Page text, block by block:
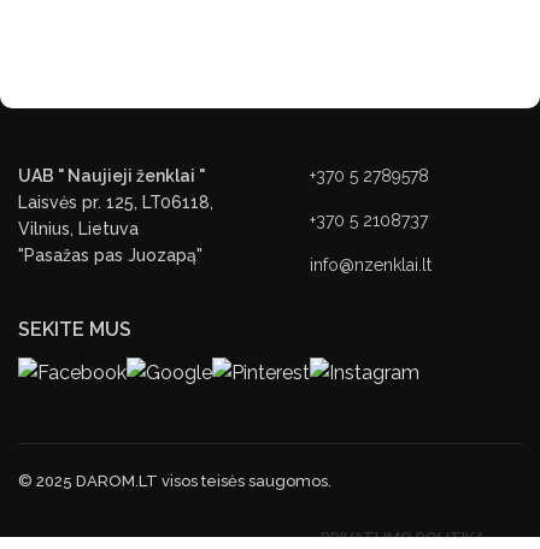
UAB " Naujieji ženklai "
Laisvės pr. 125, LT06118,
Vilnius, Lietuva
"Pasažas pas Juozapą"
+370 5 2789578
+370 5 2108737
info@nzenklai.lt
SEKITE MUS
© 2025 DAROM.LT visos teisės saugomos.
PRIVATUMO POLITIKA